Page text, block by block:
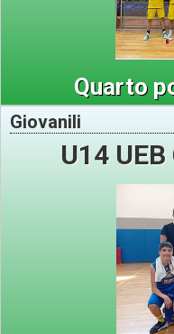
Quarto
Giovanili
U14